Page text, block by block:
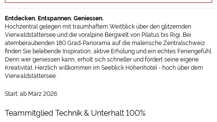
Entdecken. Entspannen. Geniessen.
Hochzentral gelegen mit traumhaftem Weitblick über den glitzernden
Vierwaldstättersee und die voralpine Bergwelt von Pilatus bis Rigi. Bei
atemberaubenden 180 Grad-Panorama auf die malerische Zentralschweiz
finden Sie belebende Inspiration, aktive Erholung und ein echtes Feriengefühl.
Denn wer geniessen kann, erholt sich schneller und fördert seine eigene
Kreativität. Herzlich willkommen im Seeblick Höhenhotel - hoch über dem
Vierwaldstättersee.
Start: ab März 2026
Teammitglied Technik & Unterhalt 100%